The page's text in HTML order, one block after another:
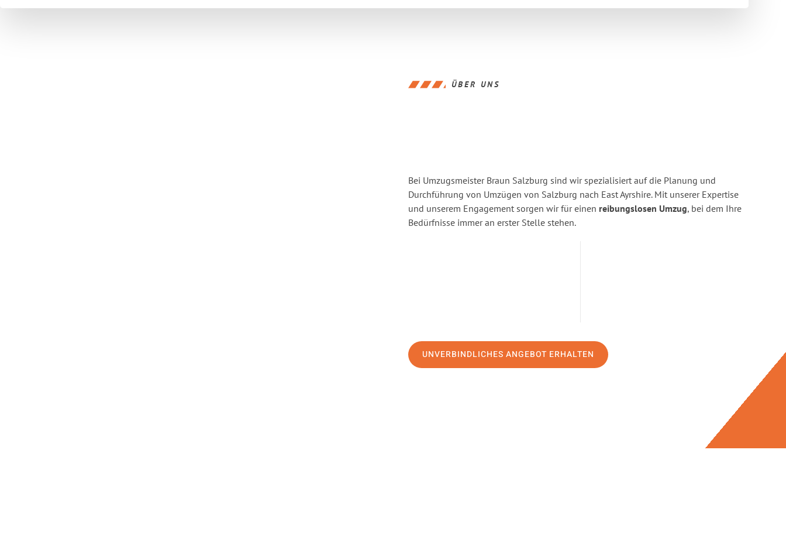
ÜBER UNS
Bei Umzugsmeister Braun Salzburg sind wir spezialisiert auf die Planung und
Durchführung von Umzügen von Salzburg nach East Ayrshire. Mit unserer Expertise
und unserem Engagement sorgen wir für einen reibungslosen Umzug, bei dem Ihre
Bedürfnisse immer an erster Stelle stehen.
UNVERBINDLICHES ANGEBOT ERHALTEN